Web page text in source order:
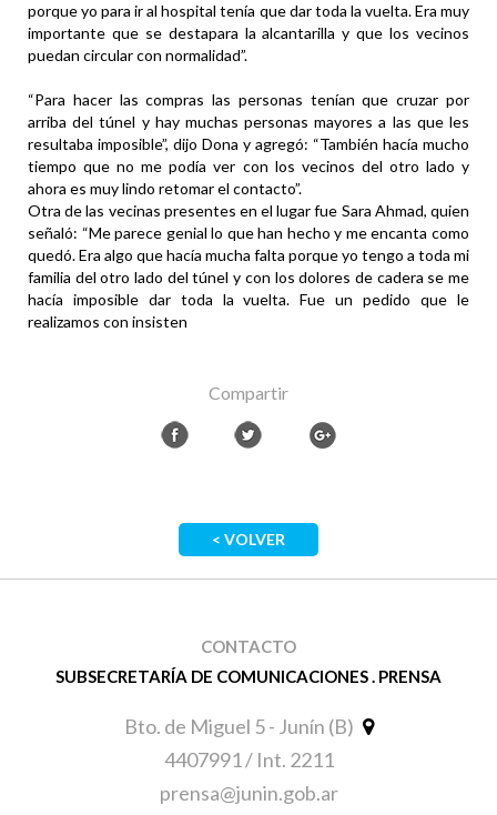
porque yo para ir al hospital tenía que dar toda la vuelta. Era muy
importante que se destapara la alcantarilla y que los vecinos
puedan circular con normalidad”.
“Para hacer las compras las personas tenían que cruzar por
arriba del túnel y hay muchas personas mayores a las que les
resultaba imposible”, dijo Dona y agregó: “También hacía mucho
tiempo que no me podía ver con los vecinos del otro lado y
ahora es muy lindo retomar el contacto”.
Otra de las vecinas presentes en el lugar fue Sara Ahmad, quien
señaló: “Me parece genial lo que han hecho y me encanta como
quedó. Era algo que hacía mucha falta porque yo tengo a toda mi
familia del otro lado del túnel y con los dolores de cadera se me
hacía imposible dar toda la vuelta. Fue un pedido que le
realizamos con insisten
Compartir
< VOLVER
CONTACTO
SUBSECRETARÍA DE COMUNICACIONES . PRENSA
Bto. de Miguel 5 - Junín (B)
4407991 / Int. 2211
prensa@junin.gob.ar